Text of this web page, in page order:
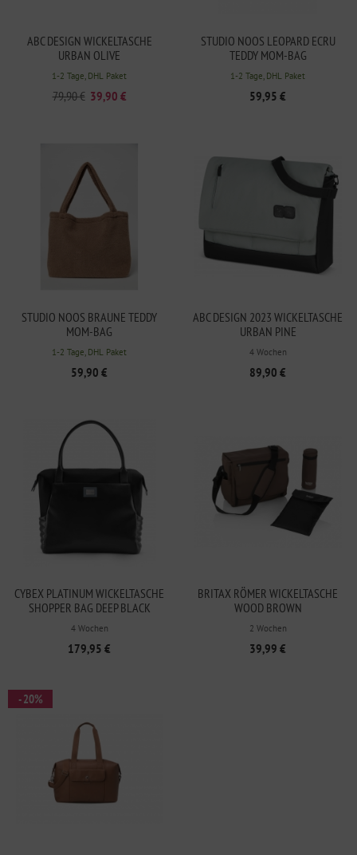
ABC DESIGN WICKELTASCHE
URBAN OLIVE
1-2 Tage, DHL Paket
79,90 € 39,90 €
STUDIO NOOS LEOPARD ECRU
TEDDY MOM-BAG
1-2 Tage, DHL Paket
59,95 €
STUDIO NOOS BRAUNE TEDDY
MOM-BAG
1-2 Tage, DHL Paket
59,90 €
ABC DESIGN 2023 WICKELTASCHE
URBAN PINE
4 Wochen
89,90 €
CYBEX PLATINUM WICKELTASCHE
SHOPPER BAG DEEP BLACK
4 Wochen
179,95 €
BRITAX RÖMER WICKELTASCHE
WOOD BROWN
2 Wochen
39,99 €
- 20%